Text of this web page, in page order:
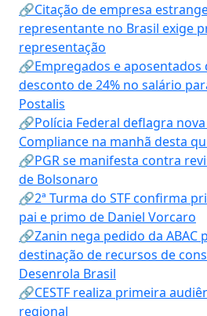
🔗Citação de empresa
representante no Brasil exige
representação
🔗Empregados e aposentados
desconto de 24% no salário
Postalis
🔗Polícia Federal deflagra
Compliance na manhã desta
🔗PGR se manifesta contra
de Bolsonaro
🔗2ª Turma do STF confirma
pai e primo de Daniel Vorcaro
🔗Zanin nega pedido da ABAC
destinação de recursos de
Desenrola Brasil
🔗CESTF realiza primeira
regional